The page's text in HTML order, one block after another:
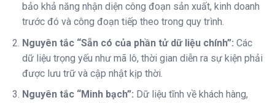
bảo khả năng nhận diện công đoạn sản xuất, kinh doanh
trước đó và công đoạn tiếp theo trong quy trình.
Nguyên tắc “Sẵn có của phần tử dữ liệu chính”: Các
dữ liệu trọng yếu như mã lô, thời gian diễn ra sự kiện phải
được lưu trữ và cập nhật kịp thời.
Nguyên tắc “Minh bạch”: Dữ liệu tĩnh về khách hàng,